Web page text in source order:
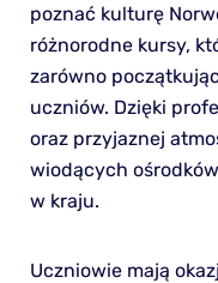
poznać kulturę
różnorodne kursy,
zarówno
uczniów. Dzięki
oraz przyjaznej
wiodących
w kraju.
Uczniowie mają